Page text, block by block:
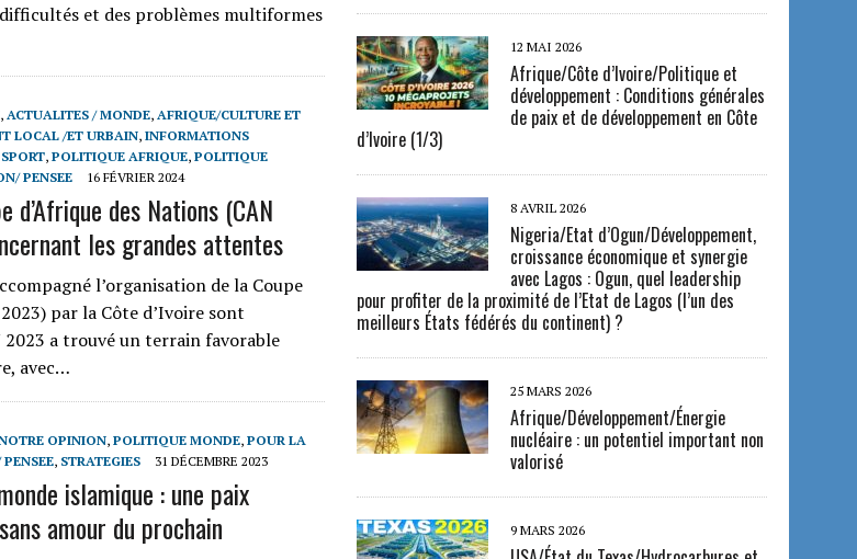
et des problèmes multiformes
, ACTUALITES / MONDE, AFRIQUE/CULTURE ET
LOCAL /ET URBAIN, INFORMATIONS
, POLITIQUE AFRIQUE, POLITIQUE
PENSEE 16 FÉVRIER 2024
d’Afrique des Nations (CAN
les grandes attentes
l’organisation de la Coupe
par la Côte d’Ivoire sont
2023 a trouvé un terrain favorable
avec…
OPINION, POLITIQUE MONDE, POUR LA
, STRATEGIES 31 DÉCEMBRE 2023
islamique : une paix
amour du prochain
12 MAI 2026
Afrique/Côte d’Ivoire/Politique et
développement : Conditions générales
de paix et de développement en Côte
d’Ivoire (1/3)
8 AVRIL 2026
Nigeria/Etat d’Ogun/Développement,
croissance économique et synergie
avec Lagos : Ogun, quel leadership
pour profiter de la proximité de l’Etat de Lagos (l’un des
meilleurs États fédérés du continent) ?
25 MARS 2026
Afrique/Développement/Énergie
nucléaire : un potentiel important non
valorisé
9 MARS 2026